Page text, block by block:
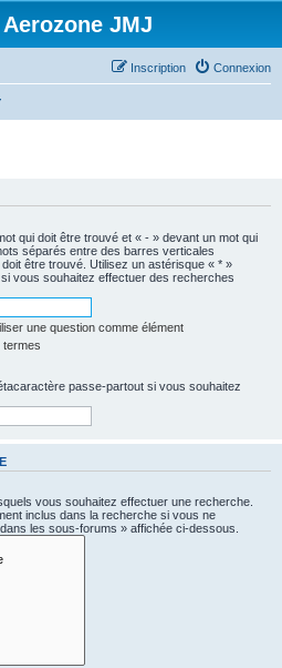
JMJ
Connexion
Inscription
qui doit être trouvé et « - » devant un mot qui
séparés entre des barres verticales
être trouvé. Utilisez un astérisque « * »
vous souhaitez effectuer des recherches
une question comme élément
termes
passe-partout si vous souhaitez
vous souhaitez effectuer une recherche.
inclus dans la recherche si vous ne
les sous-forums » affichée ci-dessous.